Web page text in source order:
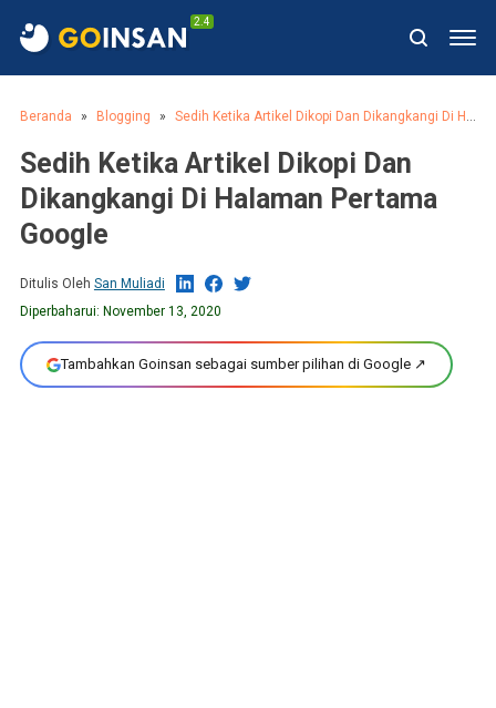
2.4
Beranda Blogging Sedih Ketika Artikel Dikopi Dan Dikangkangi Di Halaman Pertama Google
Sedih Ketika Artikel Dikopi Dan
Dikangkangi Di Halaman Pertama
Google
Ditulis Oleh San Muliadi
Diperbaharui: November 13, 2020
Tambahkan Goinsan sebagai sumber pilihan di Google ↗